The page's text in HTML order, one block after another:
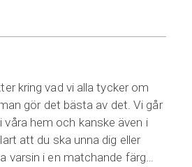
kring vad vi alla tycker om
gör det bästa av det. Vi går
hem och kanske även i
att du ska unna dig eller
varsin i en matchande färg…